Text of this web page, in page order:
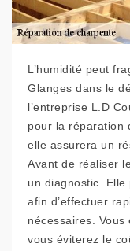
L’humidité peut
Glanges dans le
l’entreprise L.D
pour la réparation
elle assurera un
Avant de réaliser
un diagnostic.
afin d’effectuer
nécessaires. Vous
vous éviterez le